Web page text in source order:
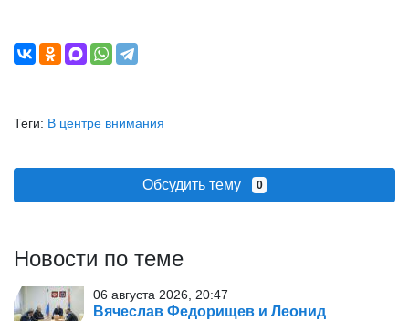
Теги: В центре внимания
Обсудить тему 0
Новости по теме
06 августа 2026, 20:47
Вячеслав Федорищев и Леонид